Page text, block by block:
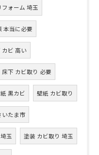
ォーム 埼玉
本当に必要
カビ 高い
床下 カビ取り 必要
黒カビ 壁紙 カビ取り
いたま市
玉 塗装 カビ取り 埼玉